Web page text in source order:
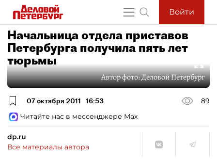
Войти
Начальница отдела приставов
Петербурга получила пять лет
тюрьмы
Автор фото:Деловой Петербург
07 октября 2011 16:53
89
Читайте нас в мессенджере Max
dp.ru
Все материалы автора